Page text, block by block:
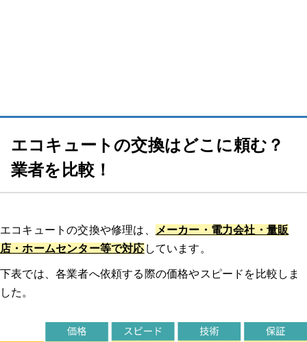
【動画で解説】「エコキュートを安く買う方法」を端的にまとめまし
た！
1.相談・問い合わせ
2.ヒアリング・日程調整
エコキュートの交換はどこに頼む？
業者を比較！
エコキュートの交換や修理は、
メーカー・電力会社・量販
店・ホームセンター等で対応 しています。
下表では、各業者へ依頼する際の価格やスピードを比較しま
した。